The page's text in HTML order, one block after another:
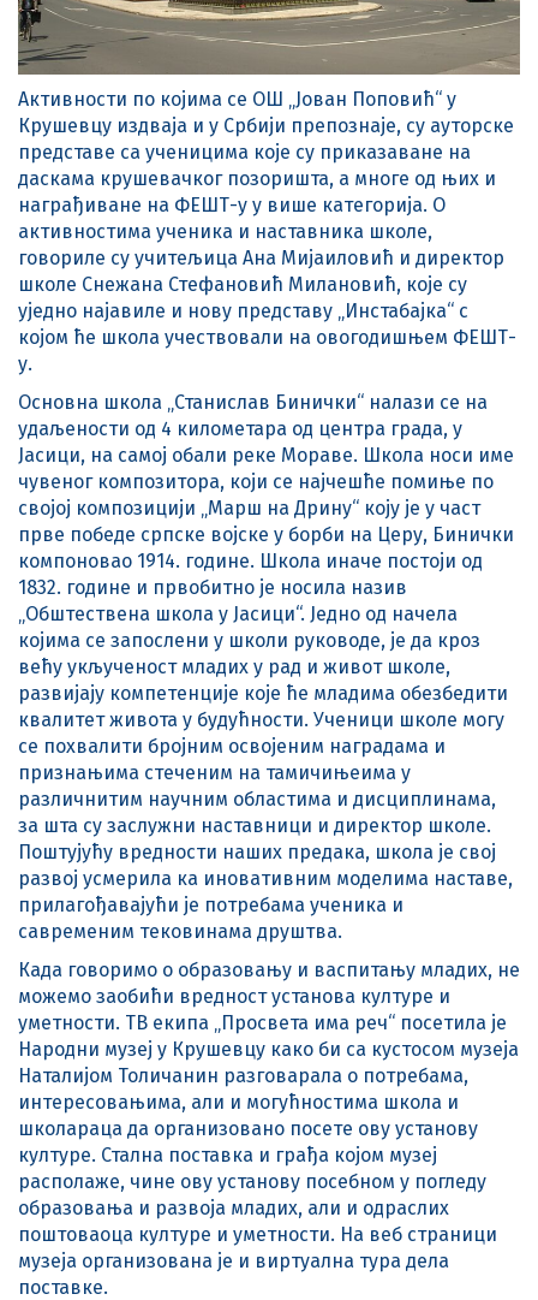
Активности по којима се ОШ „Јован Поповић“ у
Крушевцу издваја и у Србији препознаје, су ауторске
представе са ученицима које су приказаване на
даскама крушевачког позоришта, а многе од њих и
награђиване на ФЕШТ-у у више категорија. О
активностима ученика и наставника школе,
говориле су учитељица Ана Мијаиловић и директор
школе Снежана Стефановић Милановић, које су
уједно најавиле и нову представу „Инстабајка“ с
којом ће школа учествовали на овогодишњем ФЕШТ-
у.
Основна школа „Станислав Бинички“ налази се на
удаљености од 4 километара од центра града, у
Јасици, на самој обали реке Мораве. Школа носи име
чувеног композитора, који се најчешће помиње по
својој композицији „Марш на Дрину“ коју је у част
прве победе српске војске у борби на Церу, Бинички
компоновао 1914. године. Школа иначе постоји од
1832. године и првобитно је носила назив
„Обштествена школа у Јасици“. Једно од начела
којима се запослени у школи руководе, је да кроз
већу укљученост младих у рад и живот школе,
развијају компетенције које ће младима обезбедити
квалитет живота у будућности. Ученици школе могу
се похвалити бројним освојеним наградама и
признањима стеченим на тамичињеима у
различнитим научним областима и дисциплинама,
за шта су заслужни наставници и директор школе.
Поштујућу вредности наших предака, школа је свој
развој усмерила ка иновативним моделима наставе,
прилагођавајући је потребама ученика и
савременим тековинама друштва.
Када говоримо о образовању и васпитању младих, не
можемо заобићи вредност установа културе и
уметности. ТВ екипа „Просвета има реч“ посетила је
Народни музеј у Крушевцу како би са кустосом музеја
Наталијом Толичанин разговарала о потребама,
интересовањима, али и могућностима школа и
школараца да организовано посете ову установу
културе. Стална поставка и грађа којом музеј
располаже, чине ову установу посебном у погледу
образовања и развоја младих, али и одраслих
поштоваоца културе и уметности. На веб страници
музеја организована је и виртуална тура дела
поставке.